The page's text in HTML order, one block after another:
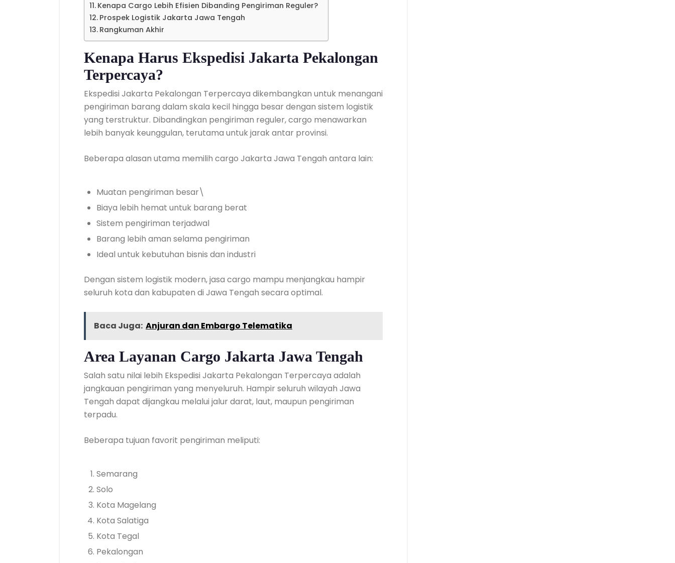
Kenapa Cargo Lebih Efisien Dibanding Pengiriman Reguler?
Prospek Logistik Jakarta Jawa Tengah
Rangkuman Akhir
Kenapa Harus Ekspedisi Jakarta Pekalongan
Terpercaya?
Ekspedisi Jakarta Pekalongan Terpercaya dikembangkan untuk menangani
pengiriman barang dalam skala kecil hingga besar dengan sistem logistik
yang terstruktur. Dibandingkan pengiriman reguler, cargo menawarkan
lebih banyak keunggulan, terutama untuk jarak antar provinsi.
Beberapa alasan utama memilih cargo Jakarta Jawa Tengah antara lain:
Muatan pengiriman besar\
Biaya lebih hemat untuk barang berat
Sistem pengiriman terjadwal
Barang lebih aman selama pengiriman
Ideal untuk kebutuhan bisnis dan industri
Dengan sistem logistik modern, jasa cargo mampu menjangkau hampir
seluruh kota dan kabupaten di Jawa Tengah secara optimal.
Baca Juga: Anjuran dan Embargo Telematika
Area Layanan Cargo Jakarta Jawa Tengah
Salah satu nilai lebih Ekspedisi Jakarta Pekalongan Terpercaya adalah
jangkauan pengiriman yang menyeluruh. Hampir seluruh wilayah Jawa
Tengah dapat dijangkau melalui jalur darat, laut, maupun pengiriman
terpadu.
Beberapa tujuan favorit pengiriman meliputi:
Semarang
Solo
Kota Magelang
Kota Salatiga
Kota Tegal
Pekalongan